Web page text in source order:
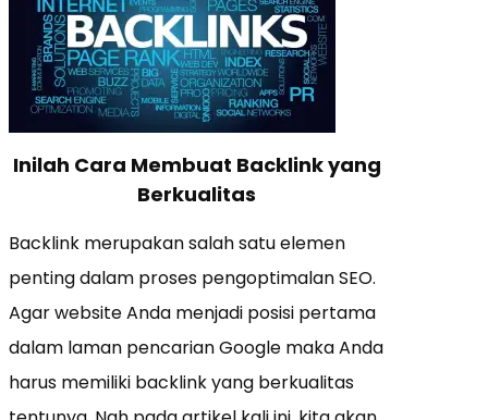
Inilah Cara Membuat Backlink yang
Berkualitas
Backlink merupakan salah satu elemen
penting dalam proses pengoptimalan SEO.
Agar website Anda menjadi posisi pertama
dalam laman pencarian Google maka Anda
harus memiliki backlink yang berkualitas